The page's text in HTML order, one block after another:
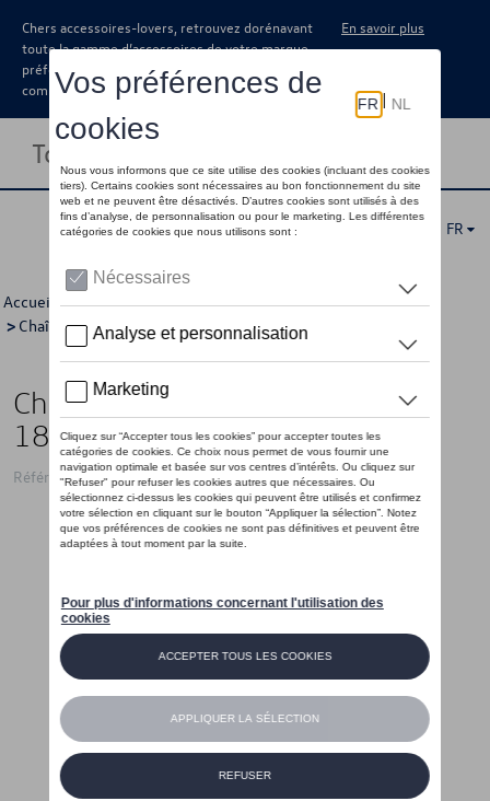
Chers accessoires-lovers, retrouvez dorénavant
toute la gamme d’accessoires de votre marque
préférée sous forme de catalogue à
commander auprès de votre concessionaire.
En savoir plus
Toggle navigation
FR
Accueil >Catalogue Volkswagen >Jantes et roues
> Chaînes à neige et chausettes à neige > Détail
Chaîne à neige, Servomoteur 9,
185/65 R15, 185/60 R16
Référence: 000091387BA